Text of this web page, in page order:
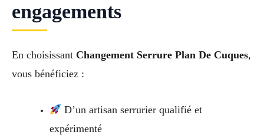
engagements
En choisissant Changement Serrure Plan De Cuques,
vous bénéficiez :
D’un artisan serrurier qualifié et
expérimenté